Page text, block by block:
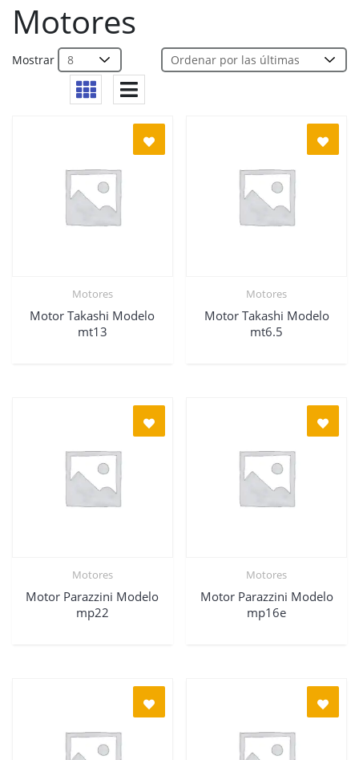
Motores
Mostrar
Motores
Motor Takashi Modelo
mt13
Motores
Motor Takashi Modelo
mt6.5
Motores
Motor Parazzini Modelo
mp22
Motores
Motor Parazzini Modelo
mp16e